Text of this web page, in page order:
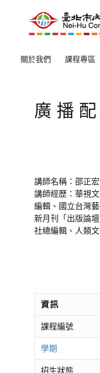
關於我們 課程專區
廣播
講師名稱：邵正宏
講師經歷：華視
編輯、國立台灣
新月刊「出版論
社總編輯、人類
資訊
課程編號
學期
招生狀態